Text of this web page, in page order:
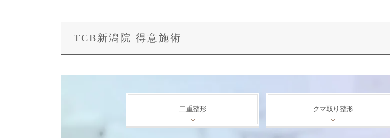
TCB新潟院 得意施術
二重整形 クマ取り整形